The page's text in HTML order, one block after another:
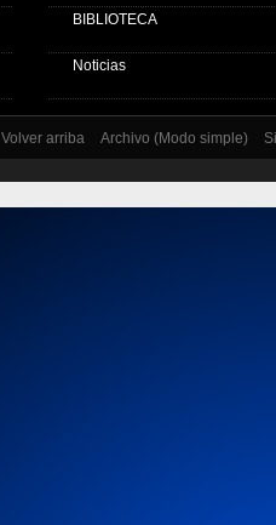
BIBLIOTECA
Noticias
Volver arriba Archivo (Modo simple)